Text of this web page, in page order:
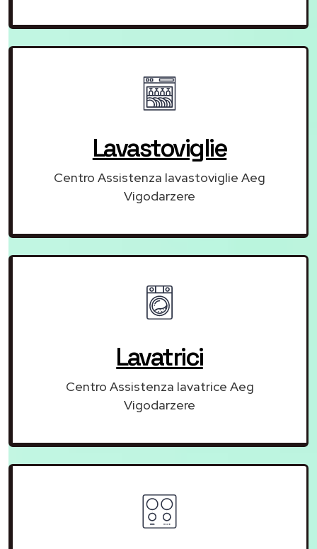
Lavastoviglie
Centro Assistenza lavastoviglie Aeg
Vigodarzere
Lavatrici
Centro Assistenza lavatrice Aeg
Vigodarzere